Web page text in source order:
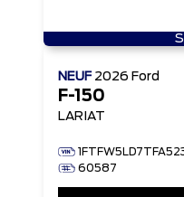
NEUF 2026 Ford
F-150
LARIAT
60587